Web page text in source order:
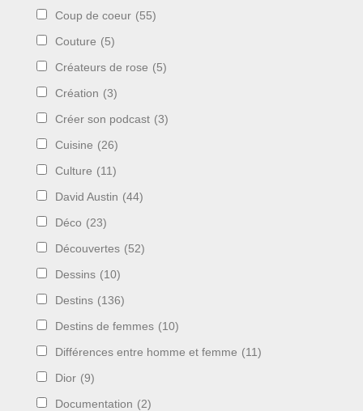
Coup de coeur (55)
Couture (5)
Créateurs de rose (5)
Création (3)
Créer son podcast (3)
Cuisine (26)
Culture (11)
David Austin (44)
Déco (23)
Découvertes (52)
Dessins (10)
Destins (136)
Destins de femmes (10)
Différences entre homme et femme (11)
Dior (9)
Documentation (2)